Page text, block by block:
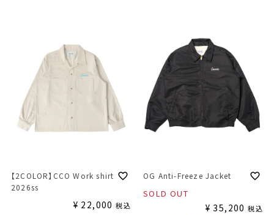
【2COLOR】CCO Work shirt
2026ss
¥ 22,000 税込
OG Anti-Freeze Jacket
SOLD OUT
¥ 35,200 税込